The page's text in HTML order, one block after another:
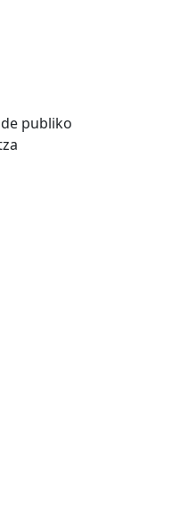
publiko